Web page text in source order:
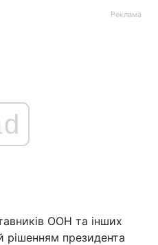
Реклама
ООН та інших
рішенням президента